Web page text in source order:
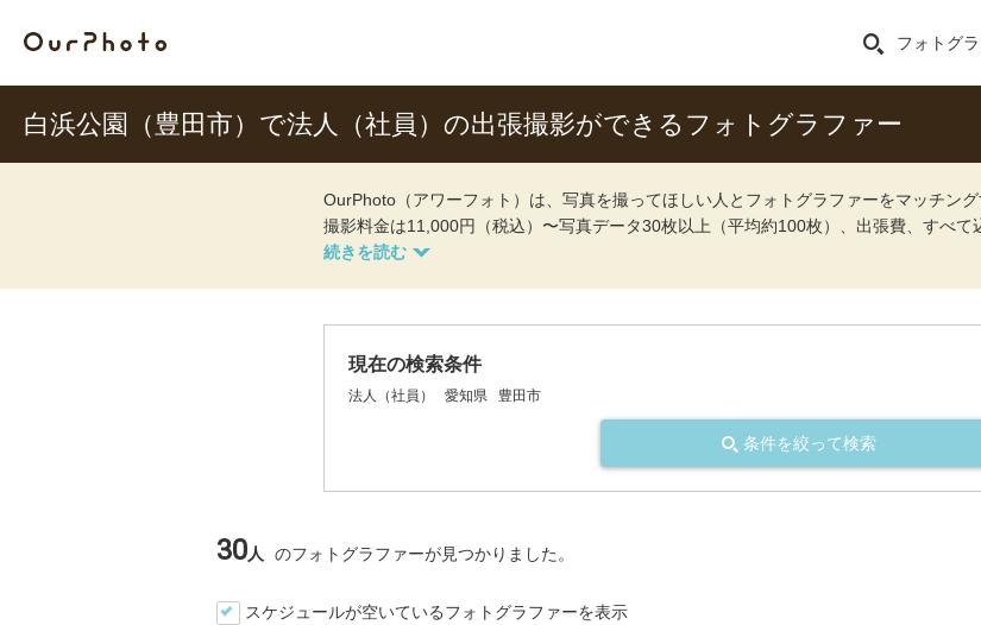
フォトグ
白浜公園（豊田市）で法人（社員）の出張撮影ができるフォトグラファー
OurPhoto（アワーフォト）は、写真を撮ってほしい人とフォトグラファーをマッチング
撮影料金は11,000円（税込）〜写真データ30枚以上（平均約100枚）、出張費、すべて
現在の検索条件
法人（社員） 愛知県 豊田市
条件を絞って検索
30人 のフォトグラファーが見つかりました。
スケジュールが空いているフォトグラファーを表示